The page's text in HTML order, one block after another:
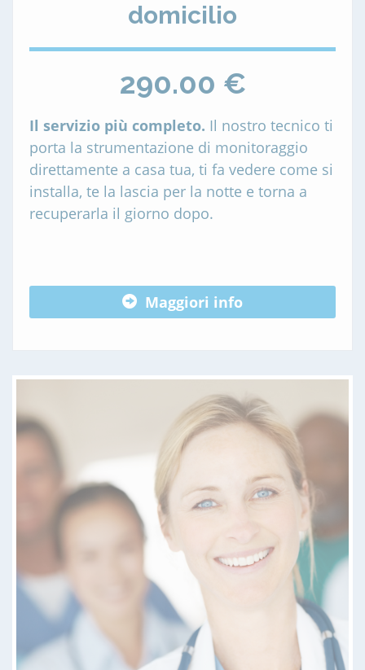
domicilio
290.00 €
Il servizio più completo. Il nostro tecnico ti
porta la strumentazione di monitoraggio
direttamente a casa tua, ti fa vedere come si
installa, te la lascia per la notte e torna a
recuperarla il giorno dopo.
Maggiori info